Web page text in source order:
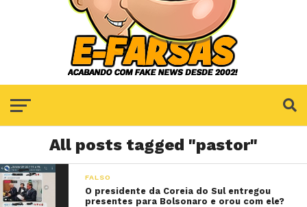
All posts tagged "pastor"
FALSO
O presidente da Coreia do Sul entregou
presentes para Bolsonaro e orou com ele?